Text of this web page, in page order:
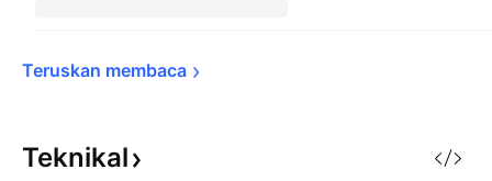
Teruskan membaca
Teknikal